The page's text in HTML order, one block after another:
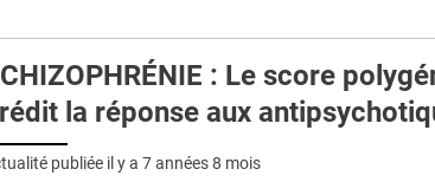
: Le score
la réponse aux
publiée il y a 7 années 8 mois